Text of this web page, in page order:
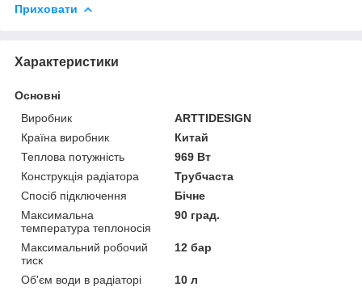
Приховати
Характеристики
Основні
Виробник
ARTTIDESIGN
Країна виробник
Китай
Теплова потужність
969 Вт
Конструкція радіатора
Трубчаста
Спосіб підключення
Бічне
Максимальна
температура теплоносія
90 град.
Максимальний робочий
тиск
12 бар
Об'єм води в радіаторі
10 л